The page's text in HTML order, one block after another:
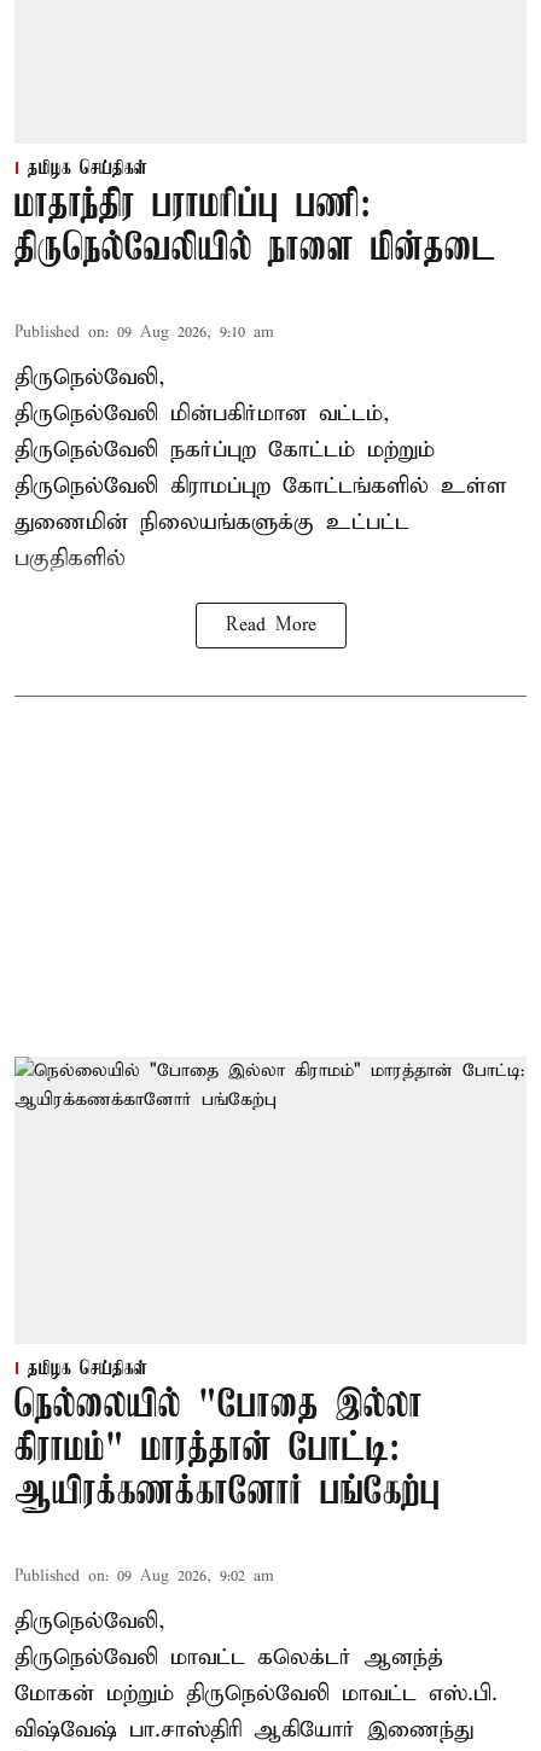
தமிழக செய்திகள்
மாதாந்திர பராமரிப்பு பணி:
திருநெல்வேலியில் நாளை மின்தடை
Published on: 09 Aug 2026, 9:10 am
திருநெல்வேலி,
திருநெல்வேலி மின்பகிர்மான வட்டம்,
திருநெல்வேலி நகர்ப்புற கோட்டம் மற்றும்
திருநெல்வேலி கிராமப்புற கோட்டங்களில் உள்ள
துணைமின் நிலையங்களுக்கு உட்பட்ட
பகுதிகளில்
Read More
தமிழக செய்திகள்
நெல்லையில் "போதை இல்லா
கிராமம்" மாரத்தான் போட்டி:
ஆயிரக்கணக்கானோர் பங்கேற்பு
Published on: 09 Aug 2026, 9:02 am
திருநெல்வேலி,
திருநெல்வேலி மாவட்ட கலெக்டர் ஆனந்த்
மோகன் மற்றும் திருநெல்வேலி மாவட்ட எஸ்.பி.
விஷ்வேஷ் பா.சாஸ்திரி ஆகியோர் இணைந்து